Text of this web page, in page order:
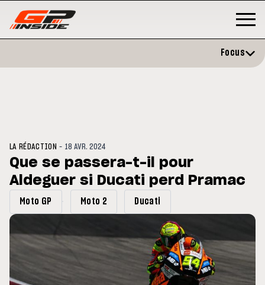
droite à Madrid
MOTO GP
Programme du GP de Grande-
Bretagne
Focus
LA RÉDACTION - 18 AVR. 2024
Que se passera-t-il pour
Aldeguer si Ducati perd Pramac
Moto GP Moto 2 Ducati